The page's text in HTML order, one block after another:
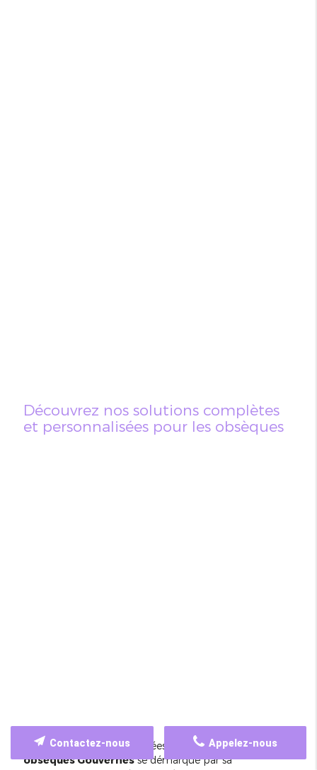
Découvrez nos solutions complètes
et personnalisées pour les obsèques
Parmi les solutions proposées, notre service deDevis
obsèques Gouvernesse démarque par sa
Appelez-nous
Contactez-nous